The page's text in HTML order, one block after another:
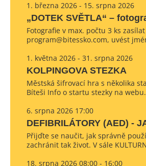
1. března 2026 - 15. srpna 2026
„DOTEK SVĚTLA“ –
Fotografie v max. počtu 3 ks
program@bitessko.com, uvést
1. května 2026 - 31. srpna 2026
KOLPINGOVA STEZKA
Městská šifrovací hra s několika
Bíteši Info o startu stezky na
6. srpna 2026 17:00
DEFIBRILÁTORY (AED) -
Přijďte se naučit, jak správně
zachránit tak život. V sále
18. srpna 2026 08:00 - 16:00